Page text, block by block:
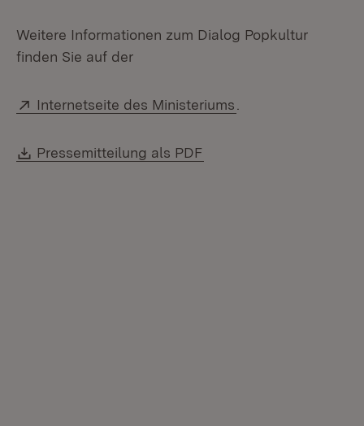
Weitere Informationen zum Dialog Popkultur
finden Sie auf der
Extern:
Internetseite des Ministeriums
Download:
Pressemitteilung als PDF